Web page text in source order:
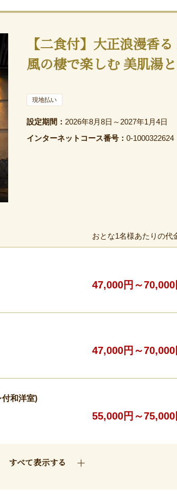
【二食付】大正浪漫香
風の棲で楽しむ 美肌湯
現地払い
設定期間： 2026年8月8日～2027年1月4日
インターネットコース番号：0-1000322624
おとな1名様あたりの代
47,000円～70,000
47,000円～70,000
和洋室)
55,000円～75,000
すべて表示する